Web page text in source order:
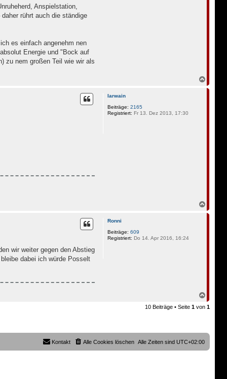
Anspielstation,
rührt auch die ständige
es einfach angenehm nen
Energie und "Bock auf
zu nem großen Teil wie wir als
a
Iarwain
Beiträge: 2165
Registriert: Fr 13. Dez 2013, 17:30
a
Ronni
Beiträge: 609
Registriert: Do 14. Apr 2016, 16:24
wir weiter gegen den Abstieg
dabei ich würde Posselt
a
c
e
10 Beiträge • Seite1 von1
Alle Zeiten sindUTC+02:00
Alle Cookies löschen
Kontakt